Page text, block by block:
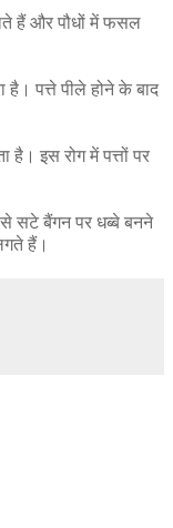
हैं और पौधों में फसल
है। पत्ते पीले होने के बाद
है। इस रोग में पत्तों पर
से सटे बैंगन पर धब्बे बनने
हैं।